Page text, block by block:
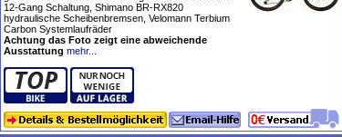
12-Gang Schaltung, Shimano BR-RX820
hydraulische Scheibenbremsen, Velomann Terbium
Carbon Systemlaufräder
Achtung das Foto zeigt eine abweichende
Ausstattung mehr...